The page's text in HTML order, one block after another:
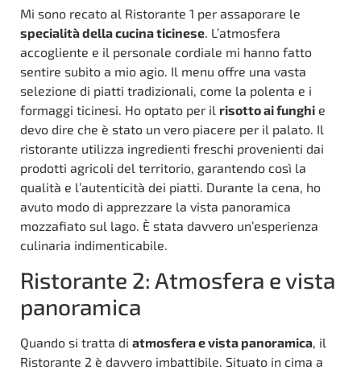
Mi sono recato al Ristorante 1 per assaporare le
specialità della cucina ticinese. L’atmosfera
accogliente e il personale cordiale mi hanno fatto
sentire subito a mio agio. Il menu offre una vasta
selezione di piatti tradizionali, come la polenta e i
formaggi ticinesi. Ho optato per il risotto ai funghi e
devo dire che è stato un vero piacere per il palato. Il
ristorante utilizza ingredienti freschi provenienti dai
prodotti agricoli del territorio, garantendo così la
qualità e l’autenticità dei piatti. Durante la cena, ho
avuto modo di apprezzare la vista panoramica
mozzafiato sul lago. È stata davvero un’esperienza
culinaria indimenticabile.
Ristorante 2: Atmosfera e vista
panoramica
Quando si tratta di atmosfera e vista panoramica , il
Ristorante 2 è davvero imbattibile. Situato in cima a